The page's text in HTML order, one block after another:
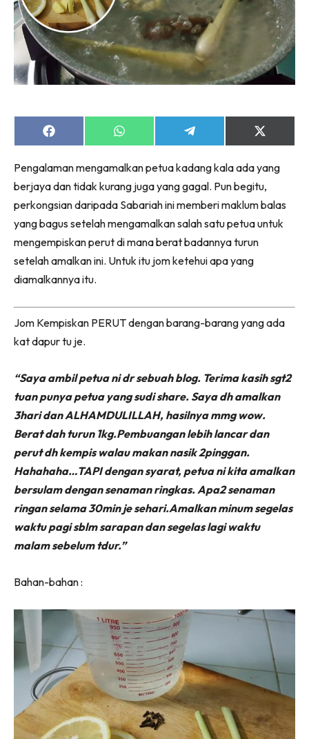
Share
on
Share
on
Share
on
Share
on
(Twitter)
Pengalaman mengamalkan petua kadang kala ada yang
berjaya dan tidak kurang juga yang gagal. Pun begitu,
perkongsian daripada Sabariah ini memberi maklum balas
yang bagus setelah mengamalkan salah satu petua untuk
mengempiskan perut di mana berat badannya turun
setelah amalkan ini. Untuk itu jom ketehui apa yang
diamalkannya itu.
Jom Kempiskan PERUT dengan barang-barang yang ada
kat dapur tu je.
“Saya ambil petua ni dr sebuah blog. Terima kasih sgt2
tuan punya petua yang sudi share. Saya dh amalkan
3hari dan ALHAMDULILLAH, hasilnya mmg wow.
Berat dah turun 1kg.Pembuangan lebih lancar dan
perut dh kempis walau makan nasik 2pinggan.
Hahahaha…TAPI dengan syarat, petua ni kita amalkan
bersulam dengan senaman ringkas. Apa2 senaman
ringan selama 30min je sehari.Amalkan minum segelas
waktu pagi sblm sarapan dan segelas lagi waktu
malam sebelum tdur.”
Bahan-bahan :